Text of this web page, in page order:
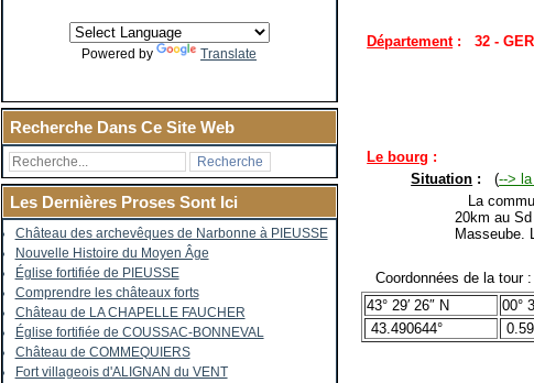
Powered by Translate
Recherche Dans Ce Site Web
Les Dernières Proses Sont Ici
Château des archevêques de Narbonne à PIEUSSE
Nouvelle Histoire du Moyen Âge
Église fortifiée de PIEUSSE
Comprendre les châteaux forts
Château de LA CHAPELLE FAUCHER
Église fortifiée de COUSSAC-BONNEVAL
Château de COMMEQUIERS
Fort villageois d'ALIGNAN du VENT
Département: 32 -
Le bourg :
Situation : (-->
La
20km au
Masseube.
Coordonnées de la tour :
43° 29′ 26″ N
00°
43.490644°